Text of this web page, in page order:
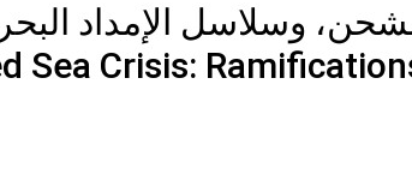
وسلاسل الإمداد
Sea Crisis: